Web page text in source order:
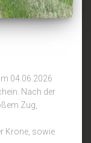
04.06.2026
Nach der
Zug,
Krone, sowie